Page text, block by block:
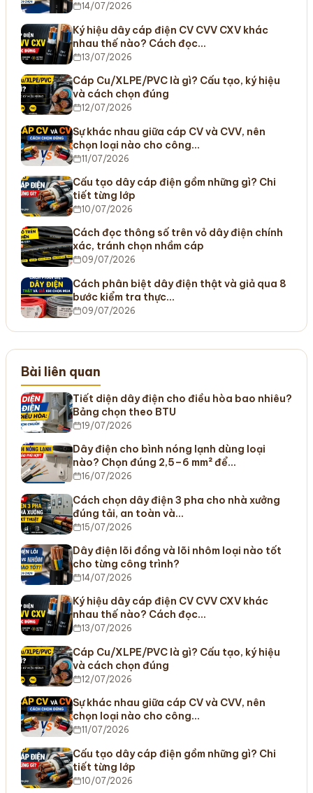
14/07/2026
Ký hiệu dây cáp điện CV CVV CXV khác
nhau thế nào? Cách đọc…
13/07/2026
Cáp Cu/XLPE/PVC là gì? Cấu tạo, ký hiệu
và cách chọn đúng
12/07/2026
Sự khác nhau giữa cáp CV và CVV, nên
chọn loại nào cho công…
11/07/2026
Cấu tạo dây cáp điện gồm những gì? Chi
tiết từng lớp
10/07/2026
Cách đọc thông số trên vỏ dây điện chính
xác, tránh chọn nhầm cáp
09/07/2026
Cách phân biệt dây điện thật và giả qua 8
bước kiểm tra thực…
09/07/2026
Bài liên quan
Tiết diện dây điện cho điều hòa bao nhiêu?
Bảng chọn theo BTU
19/07/2026
Dây điện cho bình nóng lạnh dùng loại
nào? Chọn đúng 2,5–6 mm² để…
16/07/2026
Cách chọn dây điện 3 pha cho nhà xưởng
đúng tải, an toàn và…
15/07/2026
Dây điện lõi đồng và lõi nhôm loại nào tốt
cho từng công trình?
14/07/2026
Ký hiệu dây cáp điện CV CVV CXV khác
nhau thế nào? Cách đọc…
13/07/2026
Cáp Cu/XLPE/PVC là gì? Cấu tạo, ký hiệu
và cách chọn đúng
12/07/2026
Sự khác nhau giữa cáp CV và CVV, nên
chọn loại nào cho công…
11/07/2026
Cấu tạo dây cáp điện gồm những gì? Chi
tiết từng lớp
10/07/2026